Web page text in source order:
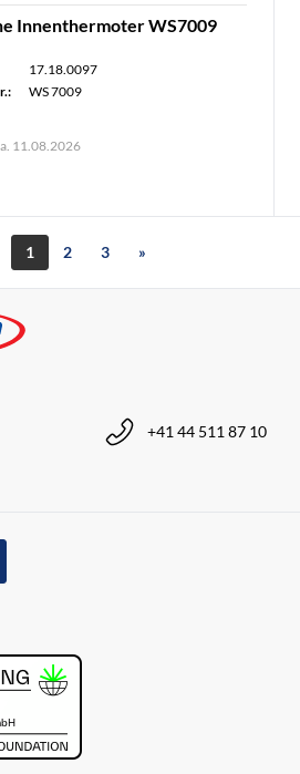
Innenthermoter WS7009
17.18.0097
WS 7009
11.08.2026
1 2 3 »
+41 44 511 87 10